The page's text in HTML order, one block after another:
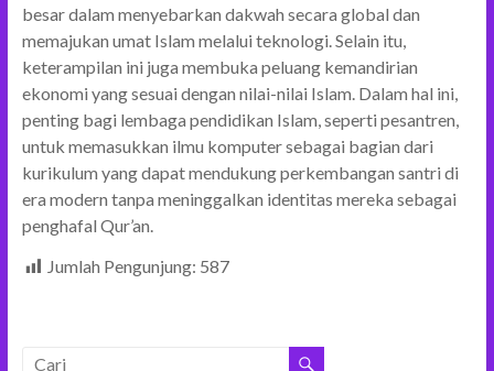
besar dalam menyebarkan dakwah secara global dan
memajukan umat Islam melalui teknologi. Selain itu,
keterampilan ini juga membuka peluang kemandirian
ekonomi yang sesuai dengan nilai-nilai Islam. Dalam hal ini,
penting bagi lembaga pendidikan Islam, seperti pesantren,
untuk memasukkan ilmu komputer sebagai bagian dari
kurikulum yang dapat mendukung perkembangan santri di
era modern tanpa meninggalkan identitas mereka sebagai
penghafal Qur’an.
Jumlah Pengunjung: 587